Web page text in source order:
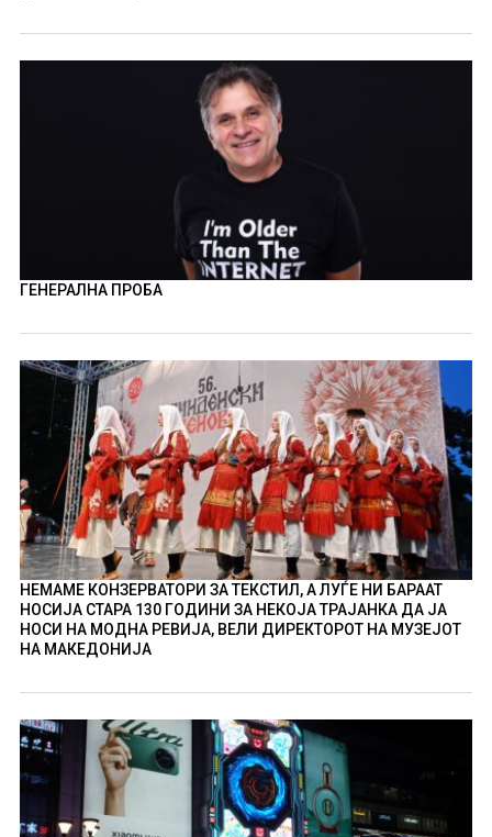
ГЕНЕРАЛНА ПРОБА
НЕМАМЕ КОНЗЕРВАТОРИ ЗА ТЕКСТИЛ, А ЛУЃЕ НИ БАРААТ
НОСИЈА СТАРА 130 ГОДИНИ ЗА НЕКОЈА ТРАЈАНКА ДА ЈА
НОСИ НА МОДНА РЕВИЈА, ВЕЛИ ДИРЕКТОРОТ НА МУЗЕЈОТ
НА МАКЕДОНИЈА